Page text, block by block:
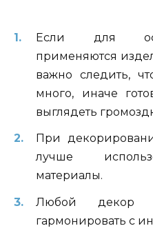
Если для
применяются
важно следить,
много, иначе
выглядеть
При
лучше
материалы.
Любой декор
гармонировать с